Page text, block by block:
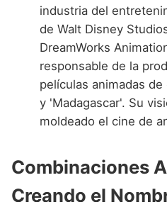
industria del
de Walt Disney
DreamWorks
responsable de la
películas animadas
y 'Madagascar'. Su
moldeado el cine de
Combinaciones
Creando el